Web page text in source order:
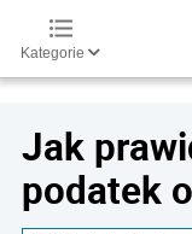
Kategorie
Jak
podatek